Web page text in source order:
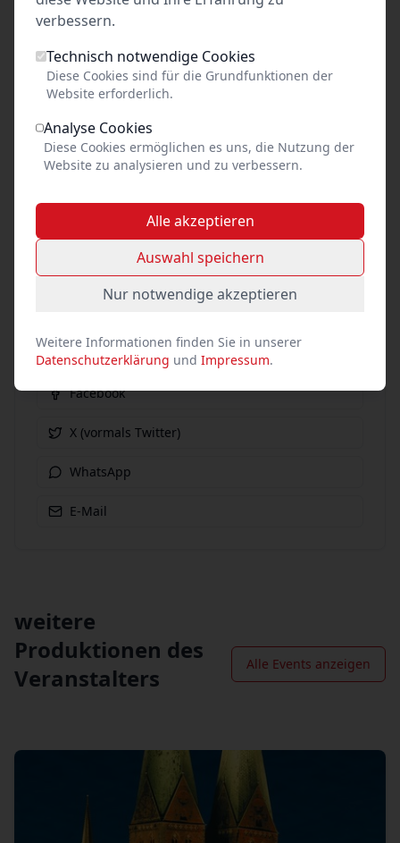
Preis unbekannt
Tickets kaufen
Event teilen
Social Media
Facebook
X (vormals Twitter)
WhatsApp
E-Mail
weitere
Produktionen des
Veranstalters
Alle Events anzeigen
verbessern.
Technisch notwendige Cookies
Diese Cookies sind für die Grundfunktionen der
Website erforderlich.
Analyse Cookies
Diese Cookies ermöglichen es uns, die Nutzung der
Website zu analysieren und zu verbessern.
Alle akzeptieren
Auswahl speichern
Nur notwendige akzeptieren
Weitere Informationen finden Sie in unserer
Datenschutzerklärung und Impressum.